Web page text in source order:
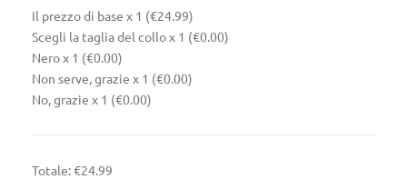
Il prezzo di base x 1 (€24.99)
Scegli la taglia del collox 1 (€0.00)
Nerox 1 (€0.00)
Non serve, grazie x 1 (€0.00)
No, grazie x 1 (€0.00)
Totale:€24.99